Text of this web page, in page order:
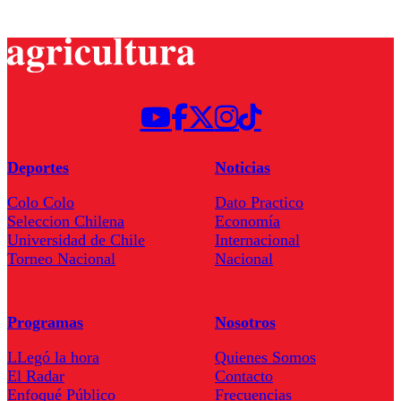
Deportes
Colo Colo
Seleccion Chilena
Universidad de Chile
Torneo Nacional
Noticias
Dato Practico
Economía
Internacional
Nacional
Programas
LLegó la hora
El Radar
Enfoqué Público
Nosotros
Quienes Somos
Contacto
Frecuencias